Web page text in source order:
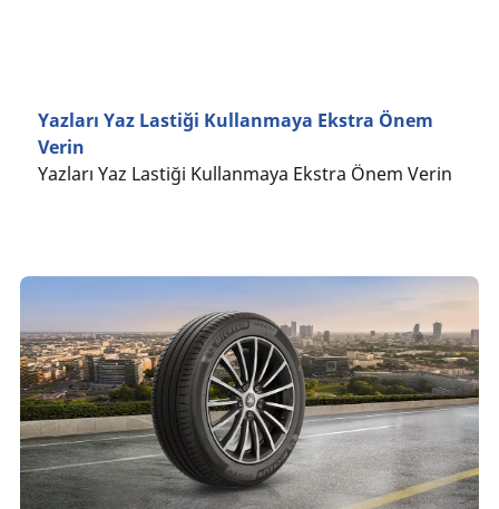
Yazları Yaz Lastiği Kullanmaya Ekstra Önem
Verin
Yazları Yaz Lastiği Kullanmaya Ekstra Önem Verin